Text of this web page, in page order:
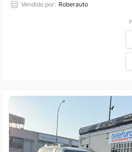
Vendido por: Roberauto